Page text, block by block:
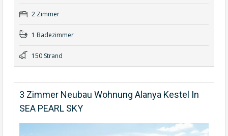
2 Zimmer
1 Badezimmer
150 Strand
3 Zimmer Neubau Wohnung Alanya Kestel In
SEA PEARL SKY